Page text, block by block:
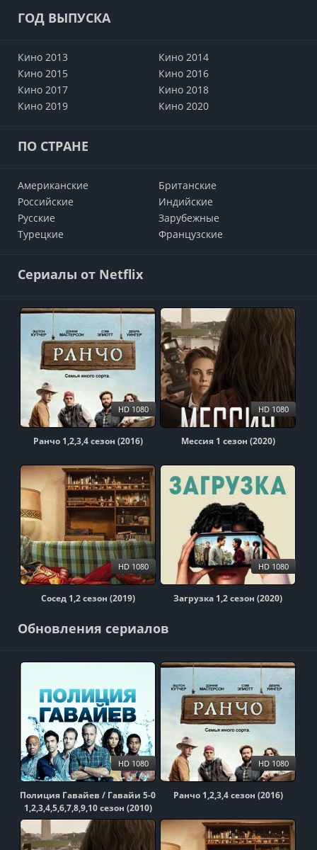
ГОД ВЫПУСКА
Кино 2013
Кино 2014
Кино 2015
Кино 2016
Кино 2017
Кино 2018
Кино 2019
Кино 2020
ПО СТРАНЕ
Американские
Британские
Российские
Индийские
Русские
Зарубежные
Турецкие
Французские
Сериалы от Netflix
Ранчо 1,2,3,4 сезон (2016)
HD 1080
Мессия 1 сезон (2020)
HD 1080
Сосед 1,2 сезон (2019)
HD 1080
Загрузка 1,2 сезон (2020)
HD 1080
Обновления сериалов
Полиция Гавайев / Гавайи 5-0
1,2,3,4,5,6,7,8,9,10 сезон (2010)
HD 1080
Ранчо 1,2,3,4 сезон (2016)
HD 1080